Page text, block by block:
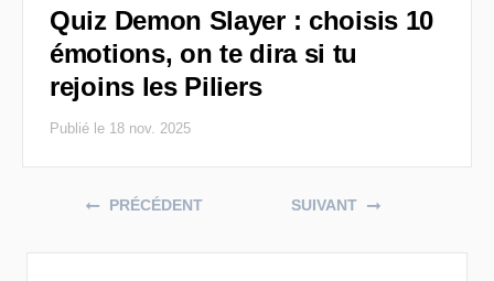
Quiz Demon Slayer : choisis 10
émotions, on te dira si tu
rejoins les Piliers
Publié le 18 nov. 2025
Posts navigation
PRÉCÉDENT SUIVANT